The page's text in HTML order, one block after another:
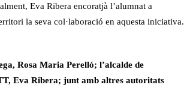
Eva Ribera encoratjà l’alumnat a
la seva col·laboració en aquesta iniciativa.
Rosa Maria Perelló; l’alcalde de
Eva Ribera; junt amb altres autoritats